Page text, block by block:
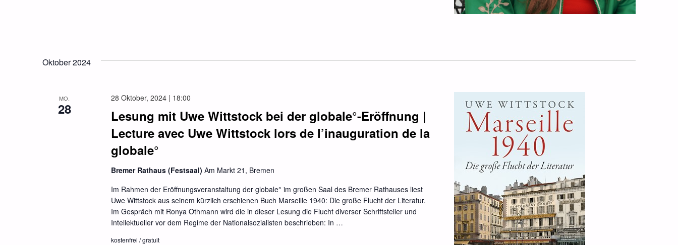
Oktober 2024
MO.
28
Lesung mit Uwe Wittstock bei der globale°-Eröffnung |
Lecture avec Uwe Wittstock lors de l’inauguration de la
globale°
28 Oktober, 2024 | 18:00
Bremer Rathaus (Festsaal) Am Markt 21, Bremen
Im Rahmen der Eröffnungsveranstaltung der globale° im großen Saal des Bremer Rathauses liest
Uwe Wittstock aus seinem kürzlich erschienen Buch Marseille 1940: Die große Flucht der Literatur.
Im Gespräch mit Ronya Othmann wird die in dieser Lesung die Flucht diverser Schriftsteller und
Intellektueller vor dem Regime der Nationalsozialisten beschrieben: In …
kostenfrei / gratuit